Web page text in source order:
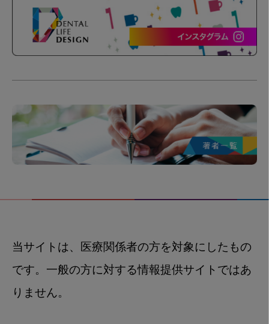
当サイトは、医療関係者の方を対象にしたもの
です。一般の方に対する情報提供サイトではあ
りません。